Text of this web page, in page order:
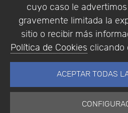
cuyo caso le
gravemente limitada la
sitio o recibir más
Política de Cookies clicando
ACEPTAR TODAS
Empresa|Aviso Legal|
Política de
© Copyright 1994 -
Científico,